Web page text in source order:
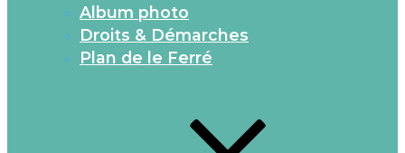
Album photo
Droits & Démarches
Plan de le Ferré